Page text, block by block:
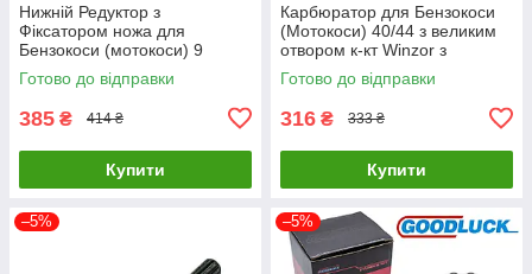
Нижній Редуктор з
Фіксатором ножа для
Бензокоси (мотокоси) 9
шліців d 26 мм
Готово до відправки
385 ₴ 414 ₴
Купити
Карбюратор для Бензокоси
(Мотокоси) 40/44 з великим
отвором к-кт Winzor з
прокладками
Готово до відправки
316 ₴ 333 ₴
Купити
–5% –5%